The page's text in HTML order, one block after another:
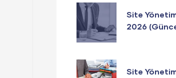
Site
2026
Site